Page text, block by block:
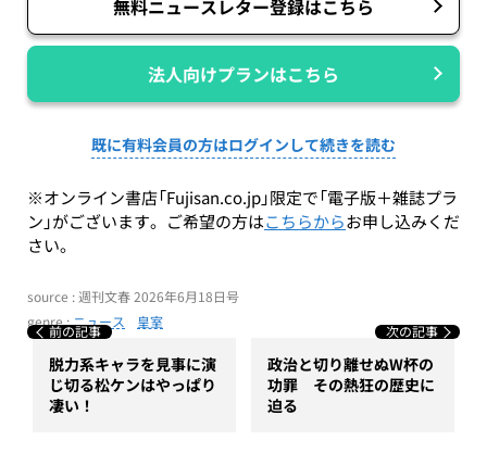
無料ニュースレター登録はこちら
法人向けプランはこちら
既に有料会員の方はログインして続きを読む
※オンライン書店「Fujisan.co.jp」限定で「電子版＋雑誌プラ
ン」がございます。ご希望の方はこちらからお申し込みくだ
さい。
source : 週刊文春 2026年6月18日号
genre :ニュース 皇室
前の記事
脱力系キャラを見事に演
じ切る松ケンはやっぱり
凄い！
次の記事
政治と切り離せぬW杯の
功罪 その熱狂の歴史に
迫る